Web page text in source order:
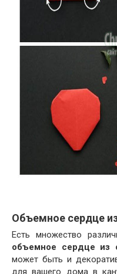
Объемное сердце
Есть множество
объемное сердце из
может быть и
для вашего дома в